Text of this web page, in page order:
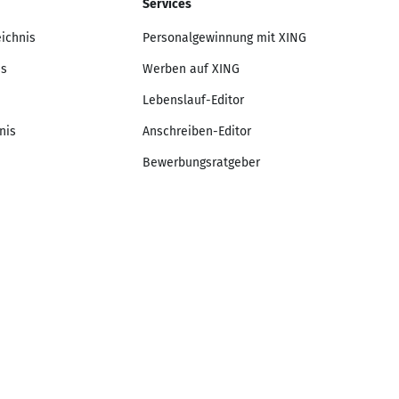
Services
Personalgewinnung mit XING
Werben auf XING
Lebenslauf-Editor
Anschreiben-Editor
Bewerbungsratgeber